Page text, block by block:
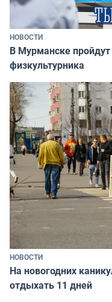
НОВОСТИ
В Мурманске
физкультурника
НОВОСТИ
На новогодних
отдыхать 11 дней